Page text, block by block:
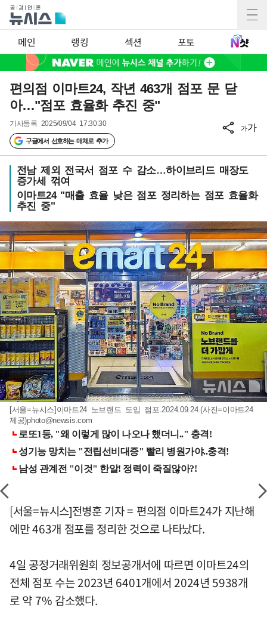
메인 랭킹 섹션 포토
편의점 이마트24, 작년 463개 점포 문 닫
아…"점포 효율화 추진 중"
기사등록 2025/09/04 17:30:30
구글에서 선호하는 매체로 추가
가가
전남 제외 전국서 점포 수 감소…하이브리드 매장도
증가세 꺾여
이마트24 "매출 효율 낮은 점포 정리하는 점포 효율화
추진 중"
[서울=뉴시스]이마트24 노브랜드 도입 점포.2024.09.24.(사진=이마트24
제공)photo@newsis.com
[서울=뉴시스]전병훈 기자 = 편의점 이마트24가 지난해
에만 463개 점포를 정리한 것으로 나타났다.
4일 공정거래위원회 정보공개서에 따르면 이마트24의
전체 점포 수는 2023년 6401개에서 2024년 5938개
로 약 7% 감소했다.